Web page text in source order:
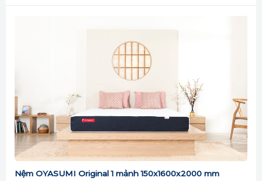
người dùng
2. Kích cỡ 1200×2000 mm phù hợp cho nhu cầu
sử dụng cá nhân
Nệm OYASUMI Original 1 mảnh kích cỡ
1200×2000 mm phù hợp với giường đơn, sẽ phù
hợp với những ai có sở thích nằm riêng, người độc
thân, những gia đình muốn cho con nhỏ ngủ
riêng hoặc những phòng ngủ có diện tích hạn
Nệm OYASUMI Original 1 mảnh 150x1600x2000 mm